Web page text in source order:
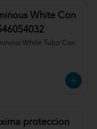
White Con
White Tubo Con
proteccion